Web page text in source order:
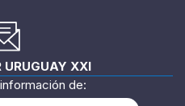
URUGUAY XXI
de: